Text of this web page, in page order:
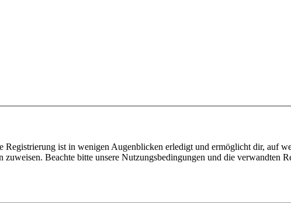
ist in wenigen Augenblicken erledigt und ermöglicht dir, auf
Beachte bitte unsere Nutzungsbedingungen und die verwandten